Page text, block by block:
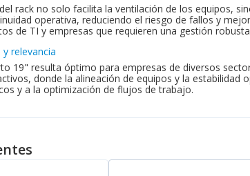
rack no solo facilita la ventilación de los equipos,
operativa, reduciendo el riesgo de fallos y
de TI y empresas que requieren una gestión
relevancia
19" resulta óptimo para empresas de diversos
donde la alineación de equipos y la
y a la optimización de flujos de trabajo.